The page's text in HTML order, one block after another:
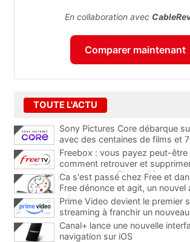
En collaboration avec
Comparer maintenant
TOUTE L'ACTU
Sony Pictures Core débarque
avec des centaines de films et
Freebox : vous payez peut-être
comment retrouver et
abonnements TV oubliés
Ca s'est passé chez Free et
Free dénonce et agit, un nouvel
le bout de son nez chez des
Prime Video devient le premier
streaming à franchir un
avec ce lancement
Canal+ lance une nouvelle
navigation sur iOS